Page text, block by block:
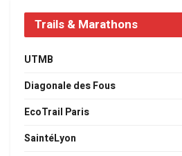
Trails & Marathons
UTMB
Diagonale des Fous
EcoTrail Paris
SaintéLyon